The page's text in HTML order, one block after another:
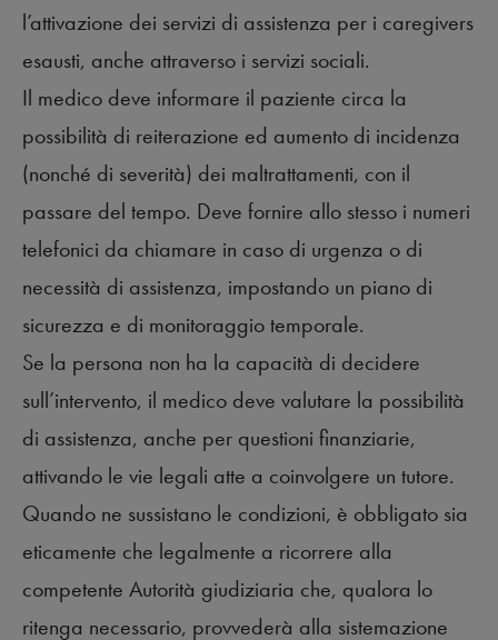
l’attivazione dei servizi di assistenza per i caregivers
esausti, anche attraverso i servizi sociali.
Il medico deve informare il paziente circa la
possibilità di reiterazione ed aumento di incidenza
(nonché di severità) dei maltrattamenti, con il
passare del tempo. Deve fornire allo stesso i numeri
telefonici da chiamare in caso di urgenza o di
necessità di assistenza, impostando un piano di
sicurezza e di monitoraggio temporale.
Se la persona non ha la capacità di decidere
sull’intervento, il medico deve valutare la possibilità
di assistenza, anche per questioni finanziarie,
attivando le vie legali atte a coinvolgere un tutore.
Quando ne sussistano le condizioni, è obbligato sia
eticamente che legalmente a ricorrere alla
competente Autorità giudiziaria che, qualora lo
ritenga necessario, provvederà alla sistemazione